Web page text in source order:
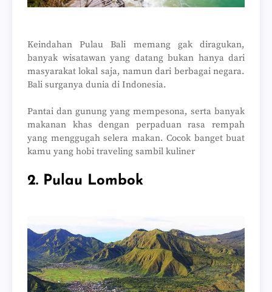
Keindahan Pulau Bali memang gak diragukan,
banyak wisatawan yang datang bukan hanya dari
masyarakat lokal saja, namun dari berbagai negara.
Bali surganya dunia di Indonesia.
Pantai dan gunung yang mempesona, serta banyak
makanan khas dengan perpaduan rasa rempah
yang menggugah selera makan. Cocok banget buat
kamu yang hobi traveling sambil kuliner
2. Pulau Lombok